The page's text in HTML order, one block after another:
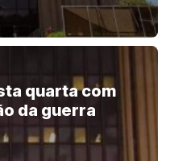
quarta com
da guerra